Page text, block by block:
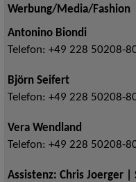
Werbung/Media/Fashion
Antonino Biondi
Telefon: +49 228 50208-
Björn Seifert
Telefon: +49 228 50208-
Vera Wendland
Telefon: +49 228 50208-
Assistenz: Chris Joerger |